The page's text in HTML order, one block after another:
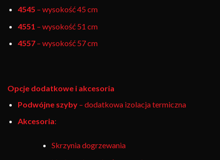
4545 – wysokość 45 cm
4551 – wysokość 51 cm
4557– wysokość 57 cm
Opcje dodatkowe i akcesoria
Podwójne szyby– dodatkowa izolacja termiczna
Akcesoria:
Skrzynia dogrzewania